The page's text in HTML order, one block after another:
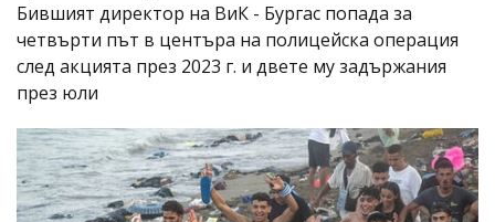
Бившият директор на ВиК - Бургас попада за
четвърти път в центъра на полицейска операция
след акцията през 2023 г. и двете му задържания
през юли